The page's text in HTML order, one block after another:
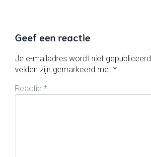
Geef een reactie
Je e-mailadres wordt niet gepubliceerd.
velden zijn gemarkeerd met *
Reactie *